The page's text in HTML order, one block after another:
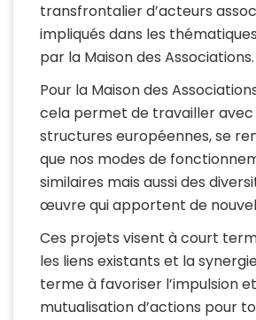
transfrontalier d’acteurs
impliqués dans les
par la Maison des Associations.
Pour la Maison des
cela permet de travailler avec
structures européennes, se
que nos modes de
similaires mais aussi des
œuvre qui apportent de
Ces projets visent à court
les liens existants et la
terme à favoriser l’impulsion
mutualisation d’actions pour